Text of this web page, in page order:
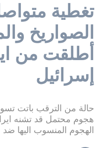
تغطية
الصواريخ
أطلقت من
إسرائيل
حالة من الترقب باتت
هجوم محتمل قد تشنه
الهجوم المنسوب اليها ضد